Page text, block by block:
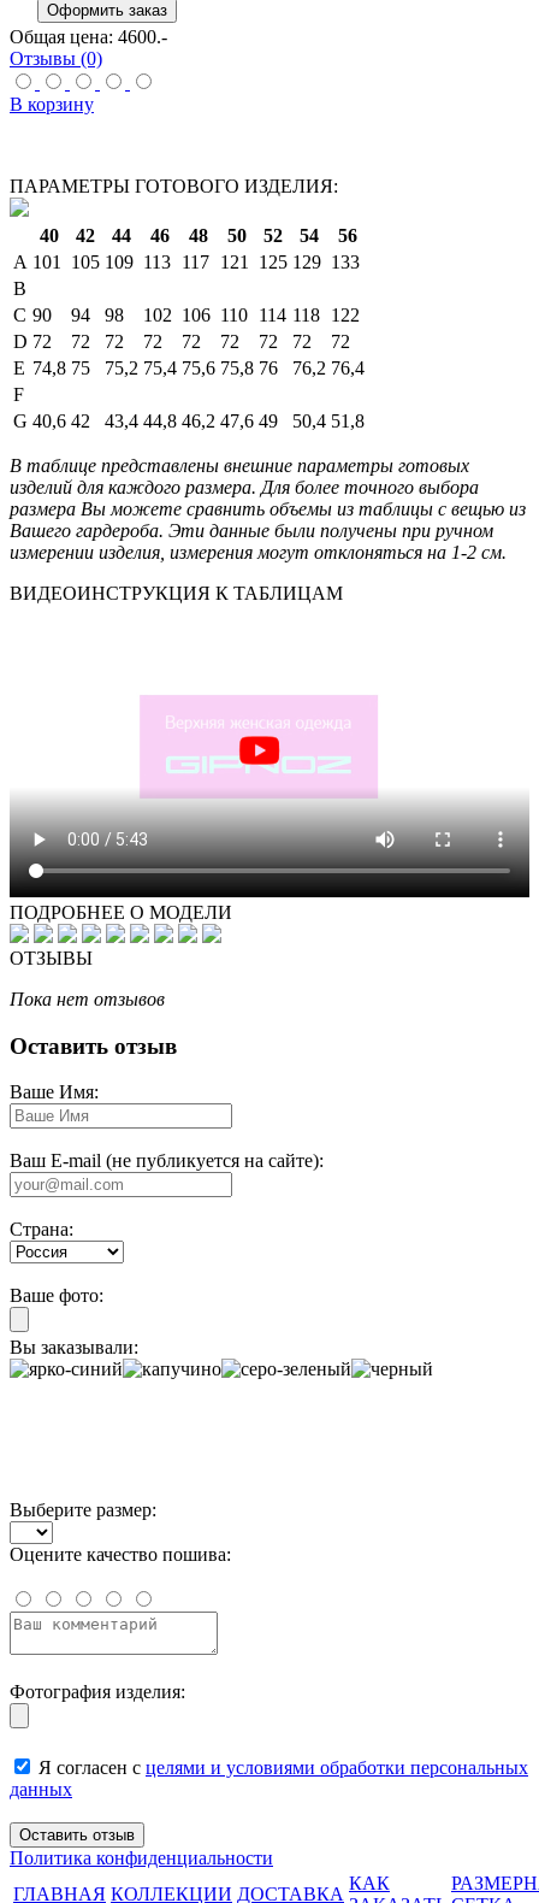
Общая цена: 4600.-
Отзывы (0)
В корзину
ПАРАМЕТРЫ ГОТОВОГО ИЗДЕЛИЯ:
40 42 44 46 48 50 52 54
56
A 101 105 109 113 117 121 125 129 133
B
C 90 94 98 102 106 110 114 118 122
D 72 72 72 72 72 72 72 72
72
E 74,8 75 75,2 75,4 75,6 75,8 76 76,2 76,4
F
G 40,6 42 43,4 44,8 46,2 47,6 49 50,4 51,8
В таблице представлены внешние параметры готовых
изделий для каждого размера. Для более точного выбора
размера Вы можете сравнить объемы из таблицы с вещью из
Вашего гардероба. Эти данные были получены при ручном
измерении изделия, измерения могут отклоняться на 1-2 см.
ВИДЕОИНСТРУКЦИЯ К ТАБЛИЦАМ
ПОДРОБНЕЕ О МОДЕЛИ
ОТЗЫВЫ
Пока нет отзывов
Оставить отзыв
Ваше Имя:
Ваш E-mail (не публикуется на сайте):
Страна:
Ваше фото:
Вы заказывали:
Выберите размер:
Оцените качество пошива:
Фотография изделия:
Я согласен с целями и условиями обработки персональных
данных
Политика конфиденциальности
ГЛАВНАЯ КОЛЛЕКЦИИ ДОСТАВКА
КАК